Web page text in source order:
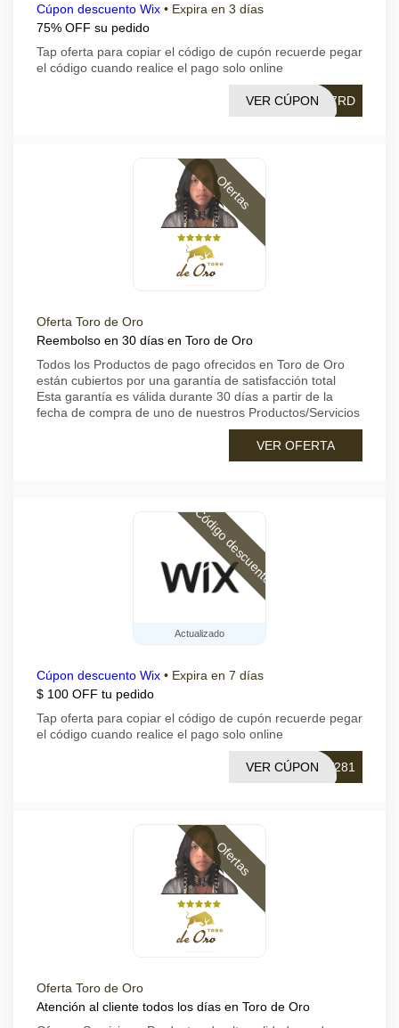
Cúpon descuento Wix • Expira en 3 días
75% OFF su pedido
Tap oferta para copiar el código de cupón recuerde pegar
el código cuando realice el pago solo online
A7RD
VER CÚPON
Ofertas
Oferta Toro de Oro
Reembolso en 30 días en Toro de Oro
Todos los Productos de pago ofrecidos en Toro de Oro
están cubiertos por una garantía de satisfacción total
Esta garantía es válida durante 30 días a partir de la
fecha de compra de uno de nuestros Productos/Servicios
VER OFERTA
Actualizado
Código descuento
Cúpon descuento Wix • Expira en 7 días
$ 100 OFF tu pedido
Tap oferta para copiar el código de cupón recuerde pegar
el código cuando realice el pago solo online
V281
VER CÚPON
Ofertas
Oferta Toro de Oro
Atención al cliente todos los días en Toro de Oro